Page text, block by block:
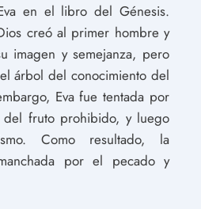
en el libro del Génesis.
creó al primer hombre y
imagen y semejanza, pero
árbol del conocimiento del
Eva fue tentada por
fruto prohibido, y luego
Como resultado, la
por el pecado y